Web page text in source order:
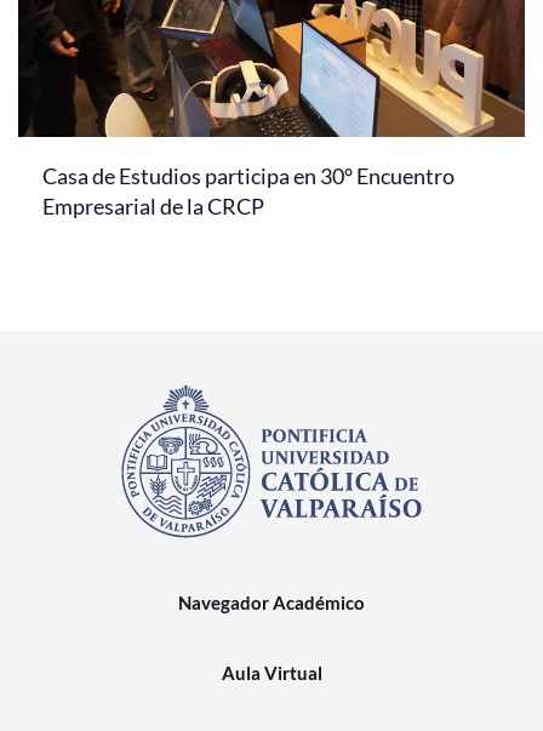
Casa de Estudios participa en 30° Encuentro
Empresarial de la CRCP
Navegador Académico
Aula Virtual